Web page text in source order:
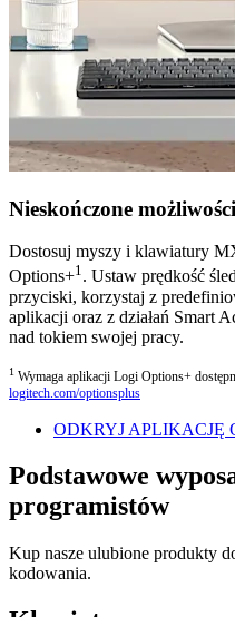
Nieskończone
Dostosuj myszy i klawiatury
Options+1. Ustaw prędkość
przyciski, korzystaj z
aplikacji oraz z działań Smart
nad tokiem swojej pracy.
1 Wymaga aplikacji Logi Options+
logitech.com/optionsplus
ODKRYJ APLIKACJĘ
Podstawowe
programistów
Kup nasze ulubione produkty
kodowania.